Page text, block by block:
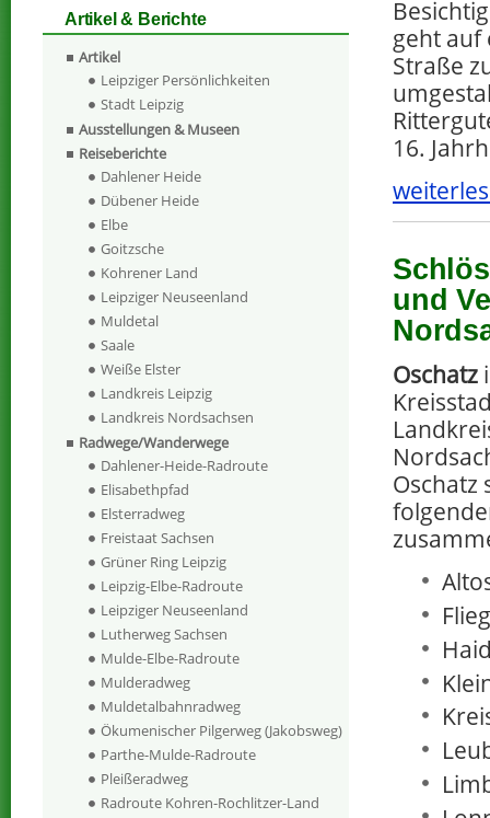
geht auf
Straße
16.
und
Oschatz
Oschatz
Artikel & Berichte
Artikel
Leipziger Persönlichkeiten
Stadt Leipzig
Ausstellungen & Museen
Reiseberichte
Dahlener Heide
Dübener Heide
Elbe
Goitzsche
Kohrener Land
Leipziger Neuseenland
Muldetal
Saale
Weiße Elster
Landkreis Leipzig
Landkreis Nordsachsen
Radwege/Wanderwege
Dahlener-Heide-Radroute
Elisabethpfad
Elsterradweg
Freistaat Sachsen
Grüner Ring Leipzig
Leipzig-Elbe-Radroute
Leipziger Neuseenland
Lutherweg Sachsen
Mulde-Elbe-Radroute
Mulderadweg
Muldetalbahnradweg
Ökumenischer Pilgerweg (Jakobsweg)
Parthe-Mulde-Radroute
Pleißeradweg
Radroute Kohren-Rochlitzer-Land